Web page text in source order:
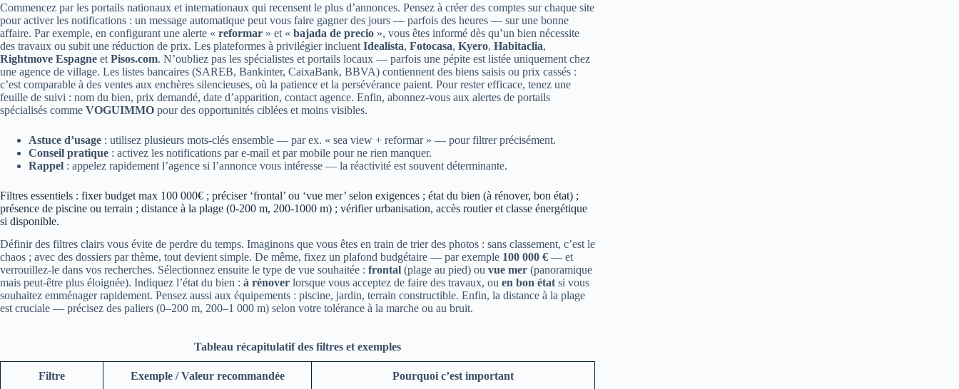
Commencez par les portails nationaux et internationaux qui recensent le plus d’annonces. Pensez à créer des comptes sur chaque site
pour activer les notifications : un message automatique peut vous faire gagner des jours — parfois des heures — sur une bonne
affaire. Par exemple, en configurant une alerte « reformar » et « bajada de precio », vous êtes informé dès qu’un bien nécessite
des travaux ou subit une réduction de prix. Les plateformes à privilégier incluent Idealista, Fotocasa, Kyero, Habitaclia,
Rightmove Espagne et Pisos.com. N’oubliez pas les spécialistes et portails locaux — parfois une pépite est listée uniquement chez
une agence de village. Les listes bancaires (SAREB, Bankinter, CaixaBank, BBVA) contiennent des biens saisis ou prix cassés :
c’est comparable à des ventes aux enchères silencieuses, où la patience et la persévérance paient. Pour rester efficace, tenez une
feuille de suivi : nom du bien, prix demandé, date d’apparition, contact agence. Enfin, abonnez-vous aux alertes de portails
spécialisés comme VOGUIMMO pour des opportunités ciblées et moins visibles.
Astuce d’usage : utilisez plusieurs mots-clés ensemble — par ex. « sea view + reformar » — pour filtrer précisément.
Conseil pratique : activez les notifications par e-mail et par mobile pour ne rien manquer.
Rappel : appelez rapidement l’agence si l’annonce vous intéresse — la réactivité est souvent déterminante.
Filtres essentiels : fixer budget max 100 000€ ; préciser ‘frontal’ ou ‘vue mer’ selon exigences ; état du bien (à rénover, bon état) ;
présence de piscine ou terrain ; distance à la plage (0-200 m, 200-1000 m) ; vérifier urbanisation, accès routier et classe énergétique
si disponible.
Définir des filtres clairs vous évite de perdre du temps. Imaginons que vous êtes en train de trier des photos : sans classement, c’est le
chaos ; avec des dossiers par thème, tout devient simple. De même, fixez un plafond budgétaire — par exemple 100 000 € — et
verrouillez-le dans vos recherches. Sélectionnez ensuite le type de vue souhaitée : frontal (plage au pied) ou vue mer (panoramique
mais peut-être plus éloignée). Indiquez l’état du bien : à rénover lorsque vous acceptez de faire des travaux, ou en bon étatsi vous
souhaitez emménager rapidement. Pensez aussi aux équipements : piscine, jardin, terrain constructible. Enfin, la distance à la plage
est cruciale — précisez des paliers (0–200 m, 200–1 000 m) selon votre tolérance à la marche ou au bruit.
Tableau récapitulatif des filtres et exemples
Filtre Exemple / Valeur recommandée Pourquoi c’est important